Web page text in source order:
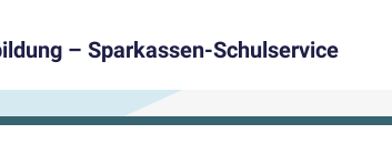
– Sparkassen-Schulservice